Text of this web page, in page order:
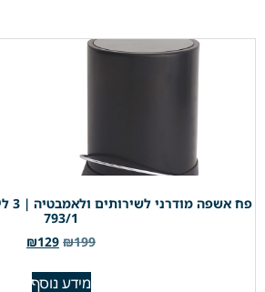
פח
793/1
₪199
₪129
מידע נוסף